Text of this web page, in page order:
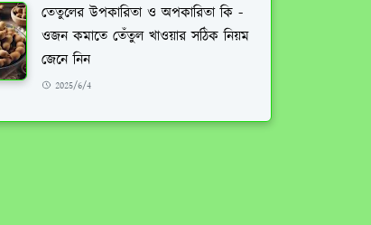
তেতুলের উপকারিতা ও অপকারিতা কি -
ওজন কমাতে তেঁতুল খাওয়ার সঠিক নিয়ম
জেনে নিন
2025/6/4